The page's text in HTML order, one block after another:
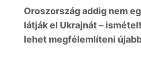
Oroszország addig nem
látják el Ukrajnát –
lehet megfélemlíteni